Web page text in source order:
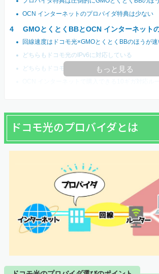
OCN インターネットのプロバイダ特典は少ない
GMOとくとくBBとOCN インターネット
回線速度はドコモ光×GMOとくとくBBのほうが
どちらもドコモ光のIPv6に対応している
どちらもドコモ光の10ギガプランに対応している
もっと見る
ドコモ光のプロバイダとは